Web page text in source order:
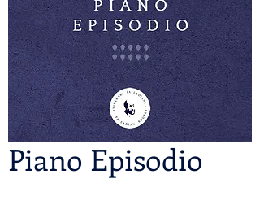
Piano Episodio